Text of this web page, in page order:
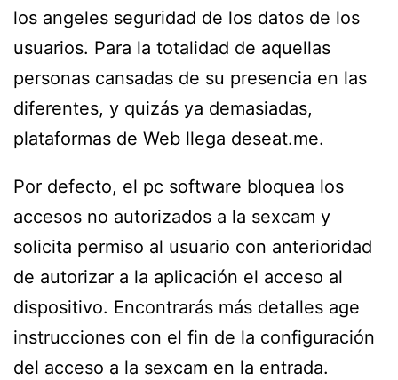
los angeles seguridad de los datos de los
usuarios. Para la totalidad de aquellas
personas cansadas de su presencia en las
diferentes, y quizás ya demasiadas,
plataformas de Web llega deseat.me.
Por defecto, el pc software bloquea los
accesos no autorizados a la sexcam y
solicita permiso al usuario con anterioridad
de autorizar a la aplicación el acceso al
dispositivo. Encontrarás más detalles age
instrucciones con el fin de la configuración
del acceso a la sexcam en la entrada.